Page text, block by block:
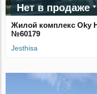
Нет в продаже
Жилой комплекс Oky
№60179
Jesthisa